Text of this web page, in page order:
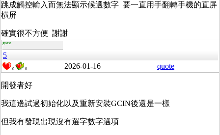
跳成觸控輸入而無法顯示候選數字 要一直用手翻轉手機的直屏
橫屏
確實很不方便 謝謝
guest
5
0 0 2026-01-16 quote
開發者好
我這邊試過初始化以及重新安裝GCIN後還是一樣
但我有發現出現沒有選字數字選項